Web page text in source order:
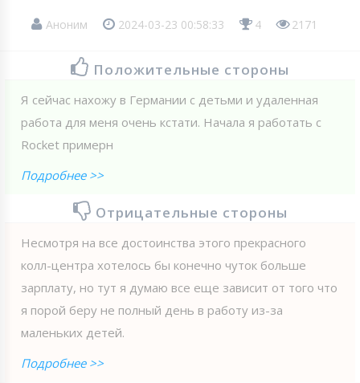
Аноним 2024-03-23 00:58:33 4 2171
Положительные стороны
Я сейчас нахожу в Германии с детьми и удаленная
работа для меня очень кстати. Начала я работать с
Roсket примерн
Подробнее >>
Отрицательные стороны
Несмотря на все достоинства этого прекрасного
колл-центра хотелось бы конечно чуток больше
зарплату, но тут я думаю все еще зависит от того что
я порой беру не полный день в работу из-за
маленьких детей.
Подробнее >>